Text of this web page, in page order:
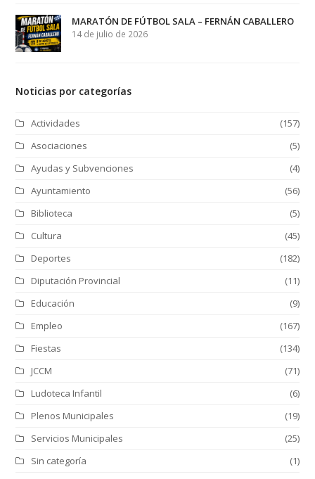
MARATÓN DE FÚTBOL SALA – FERNÁN CABALLERO
14 de julio de 2026
Noticias por categorías
Actividades
(157)
Asociaciones
(5)
Ayudas y Subvenciones
(4)
Ayuntamiento
(56)
Biblioteca
(5)
Cultura
(45)
Deportes
(182)
Diputación Provincial
(11)
Educación
(9)
Empleo
(167)
Fiestas
(134)
JCCM
(71)
Ludoteca Infantil
(6)
Plenos Municipales
(19)
Servicios Municipales
(25)
Sin categoría
(1)